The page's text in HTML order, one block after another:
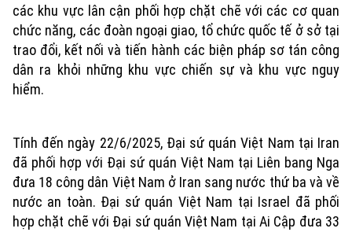
Xu hướng
các khu vực lân cận phối hợp chặt chẽ với các cơ quan
chức năng, các đoàn ngoại giao, tổ chức quốc tế ở sở tại
trao đổi, kết nối và tiến hành các biện pháp sơ tán công
dân ra khỏi những khu vực chiến sự và khu vực nguy
hiểm.
Tính đến ngày 22/6/2025, Đại sứ quán Việt Nam tại Iran
đã phối hợp với Đại sứ quán Việt Nam tại Liên bang Nga
đưa 18 công dân Việt Nam ở Iran sang nước thứ ba và về
nước an toàn. Đại sứ quán Việt Nam tại Israel đã phối
hợp chặt chẽ với Đại sứ quán Việt Nam tại Ai Cập đưa 33